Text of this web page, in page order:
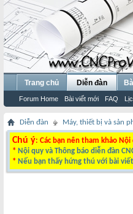
Trang chủ Diễn đàn
Forum Home Bài viết mới FAQ
Diễn đàn Máy, thiết bị và sản
Chú ý: Các bạn nên tham khảo
* Nội quy và Thông báo diễn đàn
* Nếu bạn thấy hứng thú với bài